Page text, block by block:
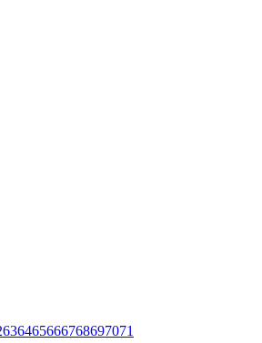
636465666768697071